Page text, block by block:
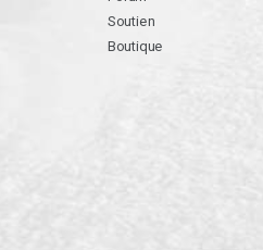
Soutien
Boutique